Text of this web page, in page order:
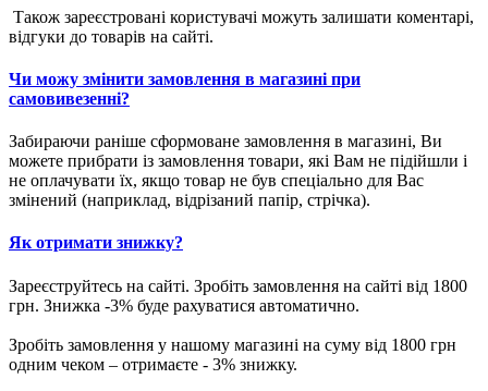
Також зареєстровані користувачі можуть залишати коментарі,
відгуки до товарів на сайті.
Чи можу змінити замовлення в магазині при
самовивезенні?
Забираючи раніше сформоване замовлення в магазині, Ви
можете прибрати із замовлення товари, які Вам не підійшли і
не оплачувати їх, якщо товар не був спеціально для Вас
змінений (наприклад, відрізаний папір, стрічка).
Як отримати знижку?
Зареєструйтесь на сайті. Зробіть замовлення на сайті від 1800
грн. Знижка -3% буде рахуватися автоматично.
Зробіть замовлення у нашому магазині на суму від 1800 грн
одним чеком – отримаєте - 3% знижку.